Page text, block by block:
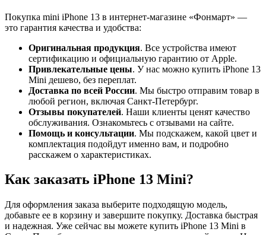
Покупка mini iPhone 13 в интернет-магазине «Фонмарт» —
это гарантия качества и удобства:
Оригинальная продукция. Все устройства имеют
сертификацию и официальную гарантию от Apple.
Привлекательные цены. У нас можно купить iPhone 13
Mini дешево, без переплат.
Доставка по всей России. Мы быстро отправим товар в
любой регион, включая Санкт-Петербург.
Отзывы покупателей. Наши клиенты ценят качество
обслуживания. Ознакомьтесь с отзывами на сайте.
Помощь и консультации. Мы подскажем, какой цвет и
комплектация подойдут именно вам, и подробно
расскажем о характеристиках.
Как заказать iPhone 13 Mini?
Для оформления заказа выберите подходящую модель,
добавьте ее в корзину и завершите покупку. Доставка быстрая
и надежная. Уже сейчас вы можете купить iPhone 13 Mini в